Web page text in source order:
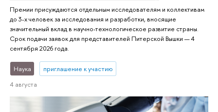
Премии присуждаются отдельным исследователям и коллективам
до 3-х человек за исследования и разработки, вносящие
значительный вклад в научно-технологическое развитие страны.
Срок подачи заявок для представителей Питерской Вышки — 4
сентября 2026 года.
Наука
приглашение к участию
4 августа